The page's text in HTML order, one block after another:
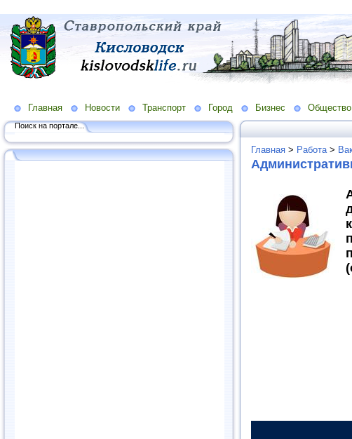
Главная Новости Транспорт Город Бизнес Общество
Поиск на портале...
Главная > Работа >